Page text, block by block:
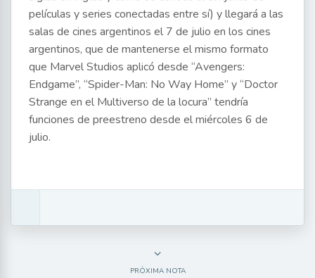
películas y series conectadas entre sí) y llegará a las
salas de cines argentinos el 7 de julio en los cines
argentinos, que de mantenerse el mismo formato
que Marvel Studios aplicó desde “Avengers:
Endgame”, “Spider-Man: No Way Home” y “Doctor
Strange en el Multiverso de la locura” tendría
funciones de preestreno desde el miércoles 6 de
julio.
PRÓXIMA NOTA